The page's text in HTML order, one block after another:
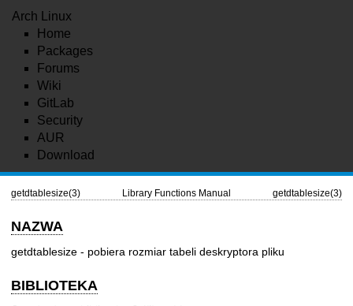
Arch Linux
Home
Packages
Forums
Wiki
GitLab
Security
AUR
Download
getdtablesize(3) Library Functions Manual getdtablesize(3)
NAZWA
getdtablesize - pobiera rozmiar tabeli deskryptora pliku
BIBLIOTEKA